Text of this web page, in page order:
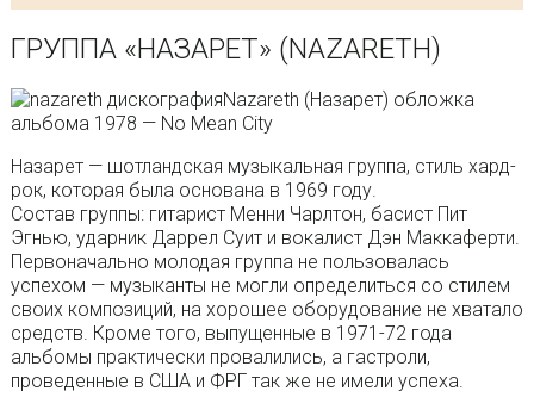
ГРУППА «НАЗАРЕТ» (NAZARETH)
Nazareth (Назарет) обложка
альбома 1978 — No Mean City
Назарет — шотландская музыкальная группа, стиль хард-
рок, которая была основана в 1969 году.
Состав группы: гитарист Менни Чарлтон, басист Пит
Эгнью, ударник Даррел Суит и вокалист Дэн Маккаферти.
Первоначально молодая группа не пользовалась
успехом — музыканты не могли определиться со стилем
своих композиций, на хорошее оборудование не хватало
средств. Кроме того, выпущенные в 1971-72 года
альбомы практически провалились, а гастроли,
проведенные в США и ФРГ так же не имели успеха.